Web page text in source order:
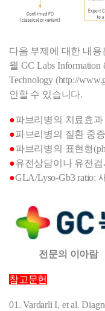
다음 부제에 대한 내용
월 GC Labs Information
Technology (http://
인할 수 있습니다.
●파브리병의 치료효과
●파브리병의 질환 중
●파브리병의 표현형
●유전상담이나 유전
●GLA/Lyso-Gb3 ratio:
전문의 이아람
참고문헌
01. Vardarli I, et al.